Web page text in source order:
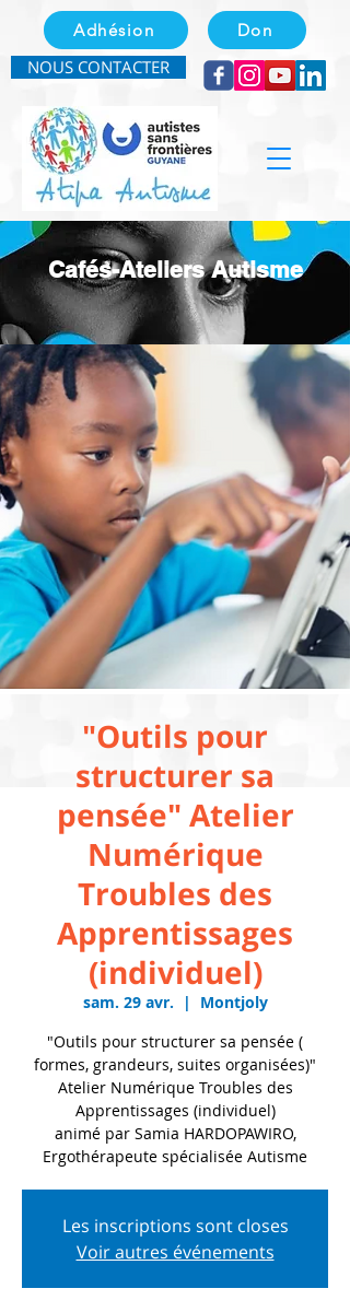
Adhésion Don
NOUS CONTACTER
Cafés-Ateliers Autisme
"Outils pour
structurer sa
pensée" Atelier
Numérique
Troubles des
Apprentissages
(individuel)
sam. 29 avr.
  |
Montjoly
"Outils pour structurer sa pensée (
formes, grandeurs, suites organisées)"
Atelier Numérique Troubles des
Apprentissages (individuel)
animé par Samia HARDOPAWIRO,
Ergothérapeute spécialisée Autisme
Les inscriptions sont closes
Voir autres événements